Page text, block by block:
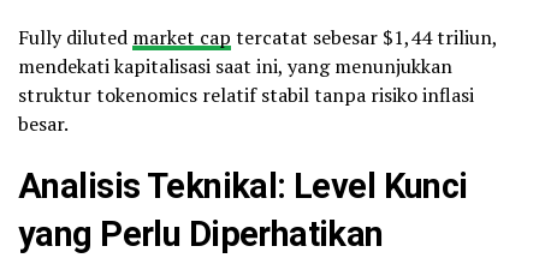
Fully diluted market cap tercatat sebesar $1,44 triliun,
mendekati kapitalisasi saat ini, yang menunjukkan
struktur tokenomics relatif stabil tanpa risiko inflasi
besar.
Analisis Teknikal: Level Kunci
yang Perlu Diperhatikan